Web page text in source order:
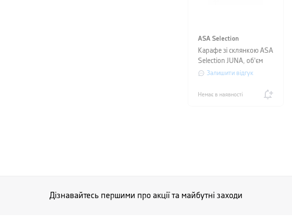
ASA Selection
Карафе зі склянкою ASA
Selection JUNA, об'єм
1,3 л, висота 20,5 см,
Залишити відгук
Немає в наявності
Дізнавайтесь першими про акції та майбутні заходи